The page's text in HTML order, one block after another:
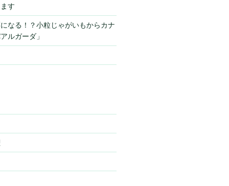
す
なる！？小粒じゃがいもからカナ
ルガーダ」